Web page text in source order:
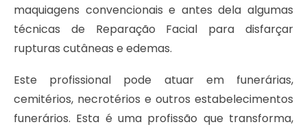
maquiagens convencionais e antes dela algumas
técnicas de Reparação Facial para disfarçar
rupturas cutâneas e edemas.
Este profissional pode atuar em funerárias,
cemitérios, necrotérios e outros estabelecimentos
funerários. Esta é uma profissão que transforma,